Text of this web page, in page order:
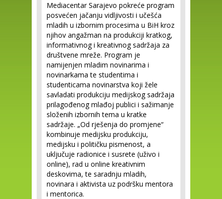
Mediacentar Sarajevo pokreće program
posvećen jačanju vidljivosti i učešća
mladih u izbornim procesima u BiH kroz
njihov angažman na produkciji kratkog,
informativnog i kreativnog sadržaja za
društvene mreže. Program je
namijenjen mladim novinarima i
novinarkama te studentima i
studenticama novinarstva koji žele
savladati produkciju medijskog sadržaja
prilagođenog mlađoj publici i sažimanje
složenih izbornih tema u kratke
sadržaje. „Od rješenja do promjene“
kombinuje medijsku produkciju,
medijsku i političku pismenost, a
uključuje radionice i susrete (uživo i
online), rad u online kreativnim
deskovima, te saradnju mladih,
novinara i aktivista uz podršku mentora
i mentorica.